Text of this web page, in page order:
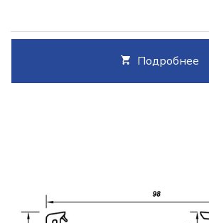
Подробнее